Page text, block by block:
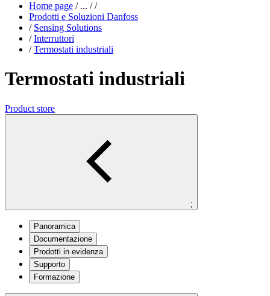
Home page /... / /
Prodotti e Soluzioni Danfoss
/ Sensing Solutions
/ Interruttori
/ Termostati industriali
Termostati industriali
Product store
;
Panoramica
Documentazione
Prodotti in evidenza
Supporto
Formazione